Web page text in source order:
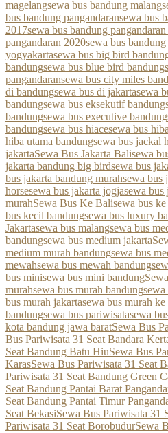
magelangsewa bus bandung malang
bus bandung pangandaransewa bus
2017sewa bus bandung
pangandaran 2020sewa bus
yogyakartasewa bus big bird
bandungsewa bus blue bird bandung
pangandaransewa bus city miles
di bandungsewa bus di jakartasewa
bandungsewa bus eksekutif bandung
bandungsewa bus executive bandung
bandungsewa bus hiacesewa bus
hiba utama bandungsewa bus jackal
jakartaSewa Bus Jakarta Balisewa
jakarta bandung big birdsewa bus
bus jakarta bandung murahsewa bus
horsesewa bus jakarta jogjasewa bus
murahSewa Bus Ke Balisewa bus
bus kecil bandungsewa bus luxury
Jakartasewa bus malangsewa bus
bandungsewa bus medium jakarta
medium murah bandungsewa bus
mewahsewa bus mewah bandung
bus minisewa bus mini bandung
murahsewa bus murah bandung
bus murah jakartasewa bus murah
bandungsewa bus pariwisatasewa
kota bandung jawa baratSewa Bus
Bus Pariwisata 31 Seat Bandara
Seat Bandung Batu HiuSewa Bus
KarasSewa Bus Pariwisata 31 Seat
Pariwisata 31 Seat Bandung Green
Seat Bandung Pantai Barat
Seat Bandung Pantai Timur
Seat BekasiSewa Bus Pariwisata 31
Pariwisata 31 Seat BorobudurSewa